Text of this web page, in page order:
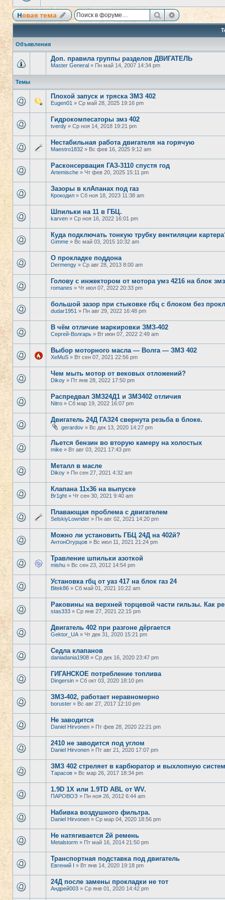
Новая тема ПоискРасширенный
Объявления
Доп. правила группы разделов ДВИГАТЕЛЬ
Master General » Пн май 14, 2007 14:34 pm
Темы
Плохой запуск и тряска ЗМЗ 402
Eugen01 » Ср май 28, 2025 19:16 pm
Гидрокомпесаторы змз 402
tverdy » Ср ноя 14, 2018 19:21 pm
Нестабильная работа двигателя на горячую
Maestro1832 » Вс фев 16, 2025 9:12 am
Расконсервация ГАЗ-3110 спустя год
Artemische » Чт фев 20, 2025 15:11 pm
Зазоры в клАпанах под газ
Крокодил » Сб ноя 18, 2023 11:38 am
Шпильки на 11 в ГБЦ.
karven » Ср ноя 16, 2022 16:01 pm
Куда подключать тонкую трубку вентиляции
Gimme » Вс май 03, 2015 10:32 am
О прокладке поддона
Dermengy » Ср авг 28, 2013 8:00 am
Голову с инжектором от мотора умз 4216 на блок
romanes » Чт июл 07, 2022 20:33 pm
большой зазор при стыковке гбц с блоком без
dudar1951 » Пн авг 29, 2022 16:48 pm
В чём отличие маркировки ЗМЗ-402
Сергей-Волгарь » Вт июн 07, 2022 2:49 am
Выбор моторного масла — Волга — ЗМЗ 402
XeMuS » Вт сен 07, 2021 22:56 pm
Чем мыть мотор от вековых отложений?
Dikoy » Пт янв 28, 2022 17:50 pm
Распредвал ЗМЗ24Д1 и ЗМЗ402 отличия
Nitro » Сб мар 19, 2022 16:07 pm
Двигатель 24Д ГАЗ24 свернута резьба в блоке.
gerardov » Вс дек 13, 2020 14:27 pm
Льется бензин во вторую камеру на холостых
mike » Вт авг 03, 2021 17:43 pm
Металл в масле
Dikoy » Пн сен 27, 2021 4:32 am
Клапана 11х36 на выпуске
Br1ght » Чт сен 30, 2021 9:40 am
Плавающая проблема с двигателем
SelskiyLowrider » Пн авг 02, 2021 14:20 pm
Можно ли установить ГБЦ 24Д на 402й?
АнтонОгурцов » Вс июл 11, 2021 21:24 pm
Травление шпильки азоткой
mishu » Вс сен 23, 2012 14:54 pm
Установка гбц от уаз 417 на блок газ 24
Bitek86 » Сб май 01, 2021 10:22 am
Раковины на верхней торцевой части гильзы. Как
stas333 » Ср янв 27, 2021 22:15 pm
Двигатель 402 при разгоне дёргается
Gektor_UA » Чт дек 31, 2020 15:21 pm
Седла клапанов
daniadania1908 » Ср дек 16, 2020 23:47 pm
ГИГАНСКОЕ потребление топлива
Dingersin » Сб окт 03, 2020 18:10 pm
ЗМЗ-402, работает неравномерно
boruster » Вс авг 27, 2017 12:10 pm
Не заводится
Daniel Hirvonen » Пт фев 28, 2020 22:21 pm
2410 не заводится под углом
Daniel Hirvonen » Пт авг 21, 2020 17:07 pm
ЗМЗ 402 стреляет в карбюратор и выхлопную
Тарасов » Вс мар 26, 2017 18:34 pm
1.9D 1X или 1.9TD ABL от WV.
ПАРОВОЗ » Пн ноя 26, 2012 6:44 am
Набивка воздушного фильтра.
Daniel Hirvonen » Ср мар 04, 2020 18:56 pm
Не натягивается 2й ремень
Metalstorm » Пт май 16, 2014 21:50 pm
Транспортная подставка под двигатель
Евгений I » Вт янв 14, 2020 19:18 pm
24Д после замены прокладки не тот
Андрей003 » Ср янв 01, 2020 14:42 pm